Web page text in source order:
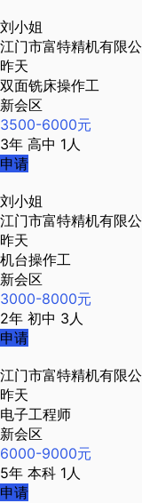
刘小姐
江门市富特精机有限
昨天
双面铣床操作工
新会区
3500-6000元
3年 高中 1人
申请
刘小姐
江门市富特精机有限
昨天
机台操作工
新会区
3000-8000元
2年 初中 3人
申请
江门市富特精机有限
昨天
电子工程师
新会区
6000-9000元
5年 本科 1人
申请